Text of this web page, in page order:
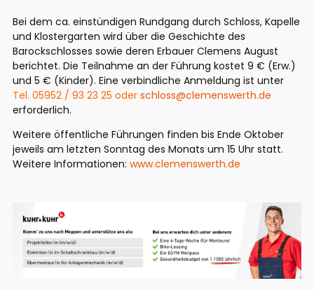
Bei dem ca. einstündigen Rundgang durch Schloss, Kapelle
und Klostergarten wird über die Geschichte des
Barockschlosses sowie deren Erbauer Clemens August
berichtet. Die Teilnahme an der Führung kostet 9 € (Erw.)
und 5 € (Kinder). Eine verbindliche Anmeldung ist unter
Tel. 05952 / 93 23 25 oder schloss@clemenswerth.de
erforderlich.
Weitere öffentliche Führungen finden bis Ende Oktober
jeweils am letzten Sonntag des Monats um 15 Uhr statt.
Weitere Informationen: www.clemenswerth.de